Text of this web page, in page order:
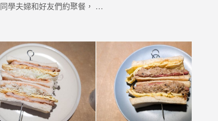
同學夫婦和好友們約聚餐， …